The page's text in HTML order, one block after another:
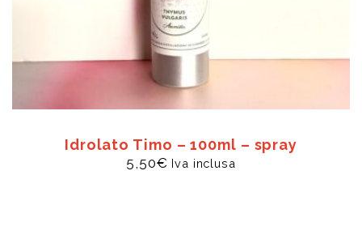
Idrolato Timo – 100ml – spray
5,50€ Iva inclusa